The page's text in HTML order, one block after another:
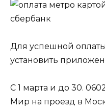
Для успешной
установить
С 1 марта и до 30.
Мир на проезд в